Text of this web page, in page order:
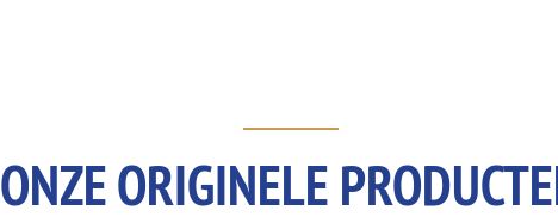
ONZE ORIGINELE